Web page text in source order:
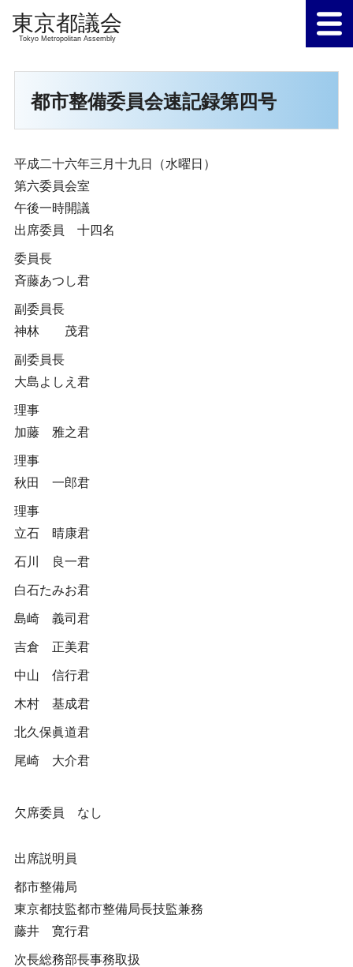
Tokyo Metropolitan Assembly
都市整備委員会速記録第四号
平成二十六年三月十九日（水曜日）
第六委員会室
午後一時開議
出席委員 十四名
委員長
斉藤あつし君
副委員長
神林 茂君
副委員長
大島よしえ君
理事
加藤 雅之君
理事
秋田 一郎君
理事
立石 晴康君
石川 良一君
白石たみお君
島崎 義司君
吉倉 正美君
中山 信行君
木村 基成君
北久保眞道君
尾崎 大介君
欠席委員 なし
出席説明員
都市整備局
東京都技監都市整備局長技監兼務
藤井 寛行君
次長総務部長事務取扱